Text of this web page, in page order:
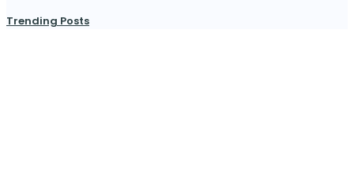
Trending Posts